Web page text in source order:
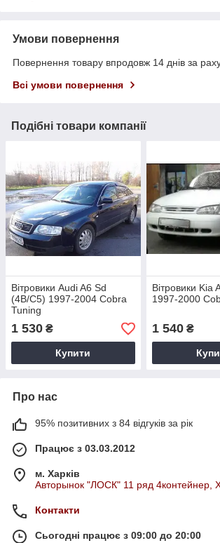
Умови повернення
Повернення товару впродовж 14 днів за
Всі умови повернення
Подібні товари компанії
Вітровики Audi A6 Sd
(4B/C5) 1997-2004 Cobra
Tuning
1 530 ₴
Купити
Вітровики Kia
1997-2000
1 540₴
Про нас
95% позитивних з 84 відгуків за рік
Працює з 03.03.2012
м. Харків
Авторынок "ЛОСК" 11 ряд 4контейнер,
Контакти
Сьогодні працює з 09:00 до 20:00